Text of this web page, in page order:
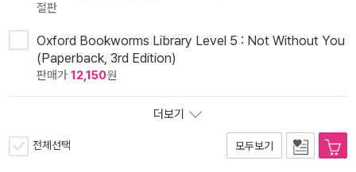
절판
Oxford Bookworms Library Level 5 : Not Without You
(Paperback, 3rd Edition)
판매가 12,150원
더보기
전체선택 모두보기